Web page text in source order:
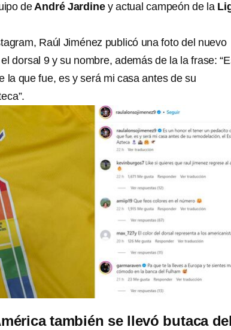
deAndré Jardine y actual campeón de la
Raúl Jiménez publicó una foto del nuevo
dorsal 9 y su nombre, además de la la frase:
la que fue, es y será mi casa antes de su
también se llevó butaca